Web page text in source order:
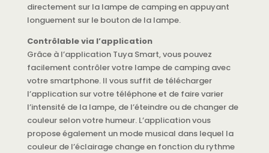
directement sur la lampe de camping en appuyant
longuement sur le bouton de la lampe.
Contrôlable via l’application
Grâce à l’application Tuya Smart, vous pouvez
facilement contrôler votre lampe de camping avec
votre smartphone. Il vous suffit de télécharger
l’application sur votre téléphone et de faire varier
l’intensité de la lampe, de l’éteindre ou de changer de
couleur selon votre humeur. L’application vous
propose également un mode musical dans lequel la
couleur de l’éclairage change en fonction du rythme